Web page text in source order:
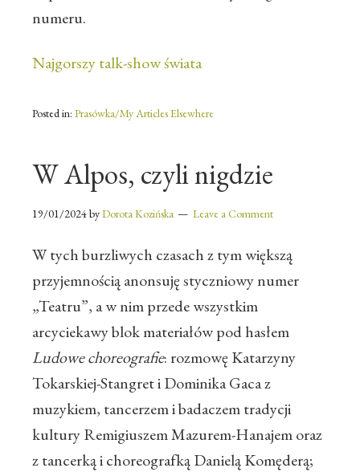
numeru.
Najgorszy talk-show świata
Posted in: Prasówka/My Articles Elsewhere
W Alpos, czyli nigdzie
19/01/2024byDorota Kozińska Leave a Comment
W tych burzliwych czasach z tym większą
przyjemnością anonsuję styczniowy numer
„Teatru”, a w nim przede wszystkim
arcyciekawy blok materiałów pod hasłem
Ludowe choreografie: rozmowę Katarzyny
Tokarskiej-Stangret i Dominika Gaca z
muzykiem, tancerzem i badaczem tradycji
kultury Remigiuszem Mazurem-Hanajem oraz
z tancerką i choreografką Danielą Komęderą;